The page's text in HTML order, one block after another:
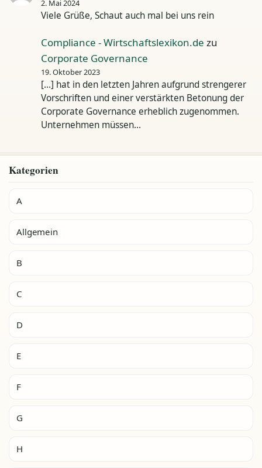
2. Mai 2024
Viele Grüße, Schaut auch mal bei uns rein
Compliance - Wirtschaftslexikon.de zu
Corporate Governance
19. Oktober 2023
[…] hat in den letzten Jahren aufgrund strengerer
Vorschriften und einer verstärkten Betonung der
Corporate Governance erheblich zugenommen.
Unternehmen müssen…
Kategorien
A
Allgemein
B
C
D
E
F
G
H